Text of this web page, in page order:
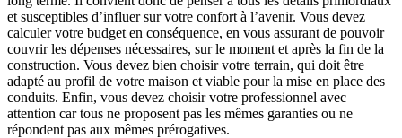
et susceptibles d’influer sur votre confort à l’avenir. Vous devez
calculer votre budget en conséquence, en vous assurant de pouvoir
couvrir les dépenses nécessaires, sur le moment et après la fin de la
construction. Vous devez bien choisir votre terrain, qui doit être
adapté au profil de votre maison et viable pour la mise en place des
conduits. Enfin, vous devez choisir votre professionnel avec
attention car tous ne proposent pas les mêmes garanties ou ne
répondent pas aux mêmes prérogatives.